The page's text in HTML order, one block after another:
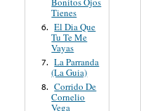
Tienes
6. El Dia Que
Tu Te Me
Vayas
7. La Parranda
(La Guia)
8. Corrido De
Cornelio
Vega